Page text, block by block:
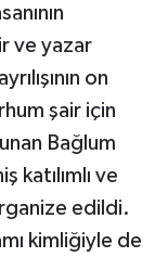
ve yazar
on
şair için
Bağlum
katılımlı ve
edildi.
kimliğiyle de